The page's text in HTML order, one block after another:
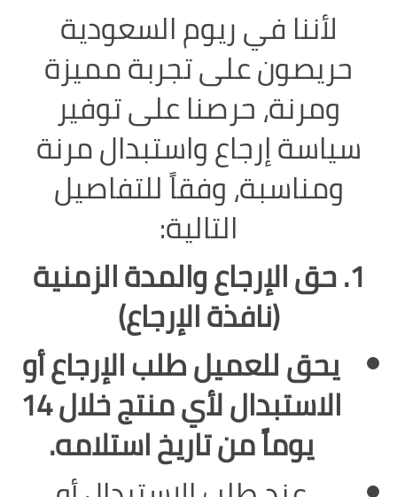
لأننا في ريوم السعودية
حريصون على تجربة مميزة
ومرنة، حرصنا على توفير
سياسة إرجاع واستبدال مرنة
ومناسبة، وفقاً للتفاصيل
التالية:
1. حق الإرجاع والمدة الزمنية
(نافذة الإرجاع)
يحق للعميل طلب الإرجاع أو
الاستبدال لأي منتج خلال 14
يوماً من تاريخ استلامه.